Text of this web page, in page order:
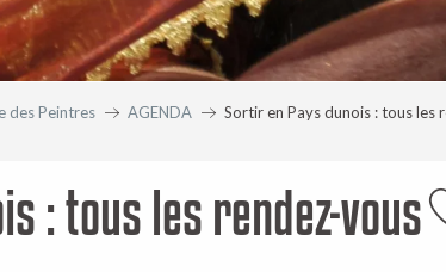
des Peintres AGENDA Sortir en Pays dunois : tous les
: tous les rendez-vous